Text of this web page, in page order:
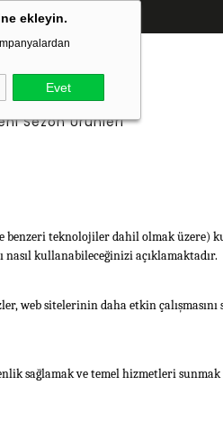
ekleyin.
Evet
KARGO
Sezon Ürünleri
teknolojiler dahil olmak üzere)
nasıl kullanabileceğinizi açıklamaktadır.
web sitelerinin daha etkin
sağlamak ve temel hizmetleri